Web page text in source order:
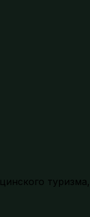
туризма,